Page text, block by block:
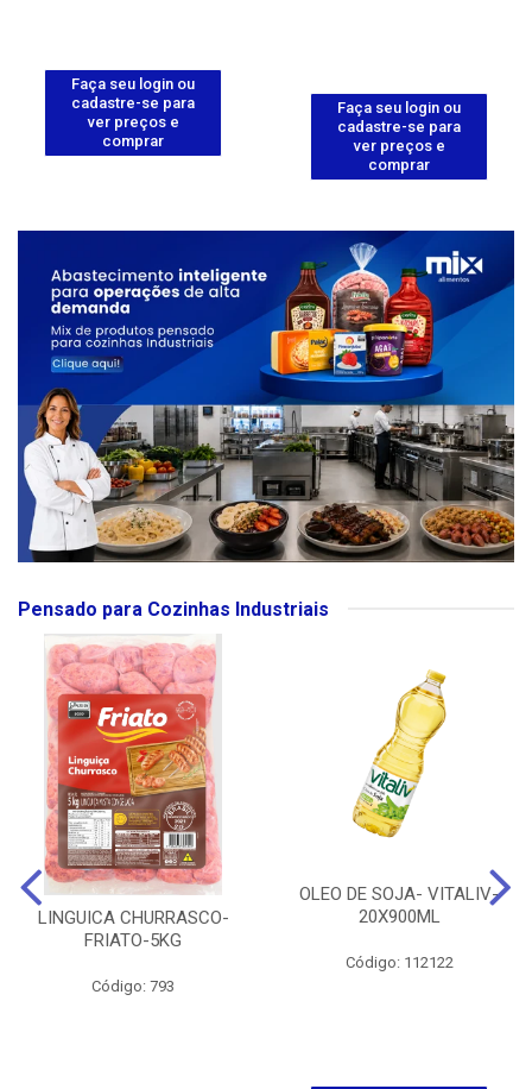
Faça seu login ou
cadastre-se para
ver preços e
comprar
Faça seu login ou
cadastre-se para
ver preços e
comprar
Pensado para Cozinhas Industriais
LINGUICA CHURRASCO-
FRIATO-5KG
Código: 793
OLEO DE SOJA- VITALIV-
20X900ML
Código: 112122